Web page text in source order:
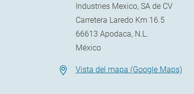
Industries Mexico, SA de CV
Carretera Laredo Km 16.5
66613 Apodaca, N.L.
México
Vista del mapa (Google Maps)